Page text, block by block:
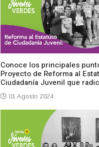
Conoce los principales
Proyecto de Reforma al
Ciudadanía Juvenil que
01 Agosto 2024